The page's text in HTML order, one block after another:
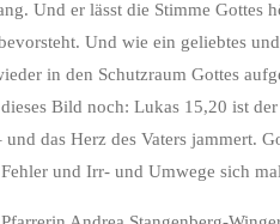
Und er lässt die Stimme Gottes
Und wie ein geliebtes
in den Schutzraum Gottes
Bild noch: Lukas 15,20 ist
das Herz des Vaters jammert.
und Irr- und Umwege sich